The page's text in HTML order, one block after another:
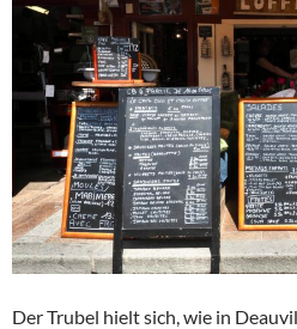
Der Trubel hielt sich, wie in